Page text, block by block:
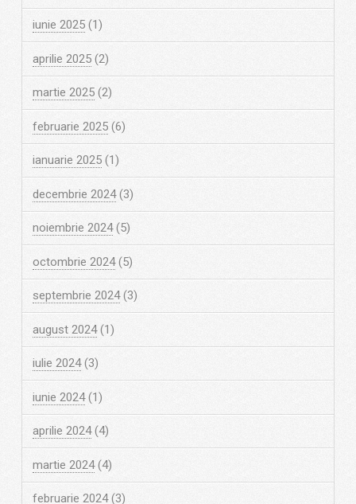
iunie 2025(1)
aprilie 2025(2)
martie 2025(2)
februarie 2025(6)
ianuarie 2025(1)
decembrie 2024(3)
noiembrie 2024(5)
octombrie 2024(5)
septembrie 2024(3)
august 2024(1)
iulie 2024(3)
iunie 2024(1)
aprilie 2024(4)
martie 2024(4)
februarie 2024(3)